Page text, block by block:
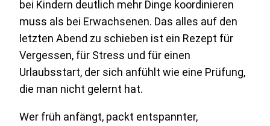
bei Kindern deutlich mehr Dinge koordinieren
muss als bei Erwachsenen. Das alles auf den
letzten Abend zu schieben ist ein Rezept für
Vergessen, für Stress und für einen
Urlaubsstart, der sich anfühlt wie eine Prüfung,
die man nicht gelernt hat.
Wer früh anfängt, packt entspannter,